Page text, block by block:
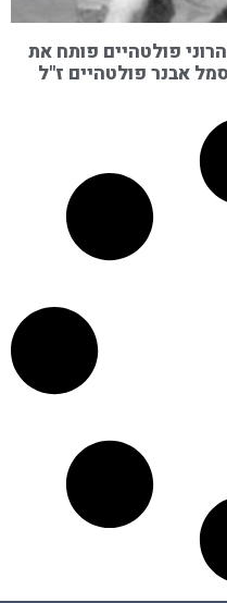
סאקי: אהרוני פולטהיים פותח את
אבנר פולטהיים ז"ל